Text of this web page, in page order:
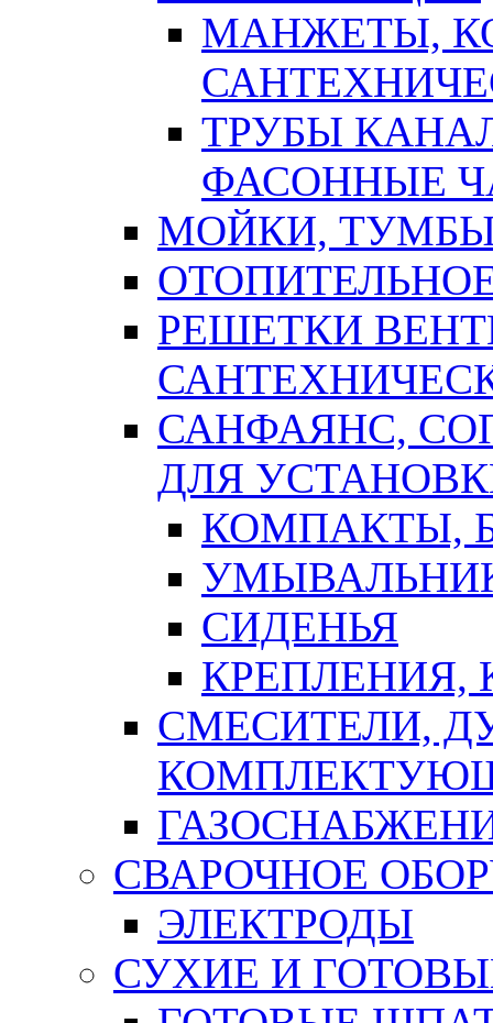
МАНЖЕТЫ,
ТРУБЫ
ФАСОННЫЕ
МОЙКИ,
РЕШЕТКИ
САНФАЯНС,
ДЛЯ
КОМПАКТЫ,
СИДЕНЬЯ
СМЕСИТЕЛИ,
СВАРОЧНОЕ
ЭЛЕКТРОДЫ
СУХИЕ И